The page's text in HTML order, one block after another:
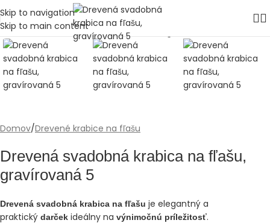
Skip to navigation
Skip to main content
Domov/Drevené krabice na fľašu
Drevená svadobná krabica na fľašu,
gravírovaná 5
Drevená svadobná krabica na fľašu je elegantný a
praktický darček ideálny na výnimočnú príležitosť.